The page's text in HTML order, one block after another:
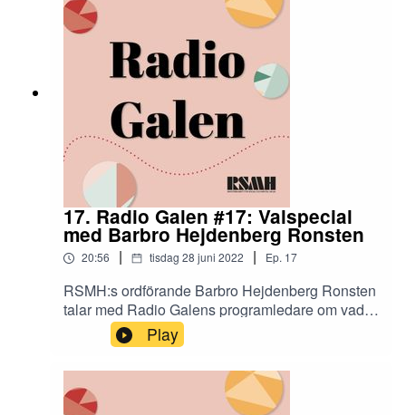
17. Radio Galen #17: Valspecial
med Barbro Hejdenberg Ronsten
20:56 | tisdag 28 juni 2022 | Ep. 17
RSMH:s ordförande Barbro Hejdenberg Ronsten
talar med Radio Galens programledare om vad
hon anser är de viktigaste valfrågorna för
RSMH:s medlemmar inför riksdagsvalet den 11
september 2022.
Play